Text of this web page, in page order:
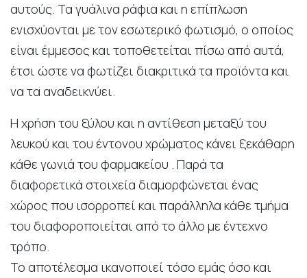
αυτούς. Τα γυάλινα ράφια και η επίπλωση
ενισχύονται με τον εσωτερικό φωτισμό, ο οποίος
είναι έμμεσος και τοποθετείται πίσω από αυτά,
έτσι ώστε να φωτίζει διακριτικά τα προϊόντα και
να τα αναδεικνύει.
Η χρήση του ξύλου και η αντίθεση μεταξύ του
λευκού και του έντονου χρώματος κάνει ξεκάθαρη
κάθε γωνιά του φαρμακείου . Παρά τα
διαφορετικά στοιχεία διαμορφώνεται ένας
χώρος που ισορροπεί και παράλληλα κάθε τμήμα
του διαφοροποιείται από το άλλο με έντεχνο
τρόπο.
Το αποτέλεσμα ικανοποιεί τόσο εμάς όσο και